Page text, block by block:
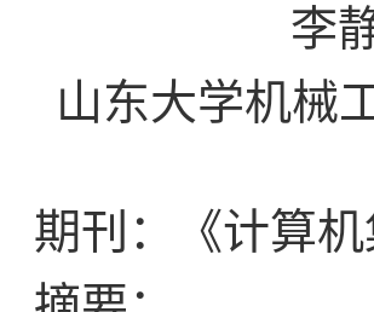
李
山东大学机械
期刊：《计算